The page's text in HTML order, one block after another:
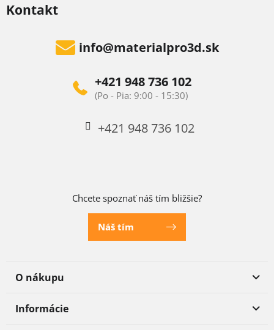
Kontakt
info@materialpro3d.sk
+421 948 736 102
+421 948 736 102
Chcete spoznať náš tím bližšie?
Náš tím
O nákupu
Informácie